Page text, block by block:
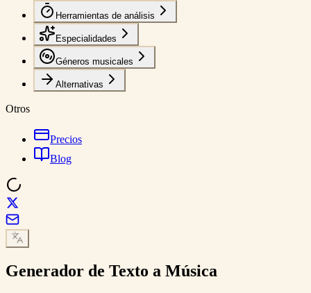
Herramientas de análisis
Especialidades
Géneros musicales
Alternativas
Otros
Precios
Blog
Generador de Texto a Música